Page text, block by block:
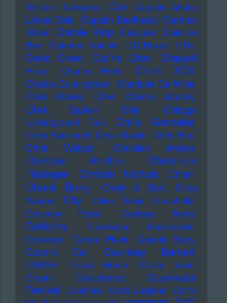
Voltaire Campino Can
Captain Ahabs
Linkes Bein Captain Beefheart Carmen
Villain Carole King Cassiber Cate Le
Bon
Caterina Valente CD-Boxen
CDs
Ceelo Green
Celine Dion
Chappell
Roan
Charley Pride Charli XCX
Charlie Cunningham Charlotte De Witte
Cheb Khaled
Cher Cherno Jobatey
Chet Baker Chic
Chicago
Underground Duo
Chilly Gonzales
Chris Blackwell Chris Martin Chris Rea
Chris Watson
Christian Anders
Christian Steiffen
Christiane
Rösinger
Christin Nichols Christl
Chuck Berry Cindy & Bert
Circa
Waves
City Clive Davis
Coachella
Cockney Rebel
Cocteau Twins
Coldplay
Comedian Harmonists
Common
Conny Plank
Cosmic Baby
Cosmic Ear
Courtney Barnett
CRASS Crazy Horse Crazy Town
Cream
Creedence Clearwater
Revival
Crutches Curd Jürgens Curtis